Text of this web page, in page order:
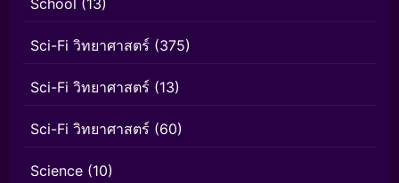
School (13)
Sci-Fi วิทยาศาสตร์ (375)
Sci-Fi วิทยาศาสตร์ (13)
Sci-Fi วิทยาศาสตร์ (60)
Science (10)